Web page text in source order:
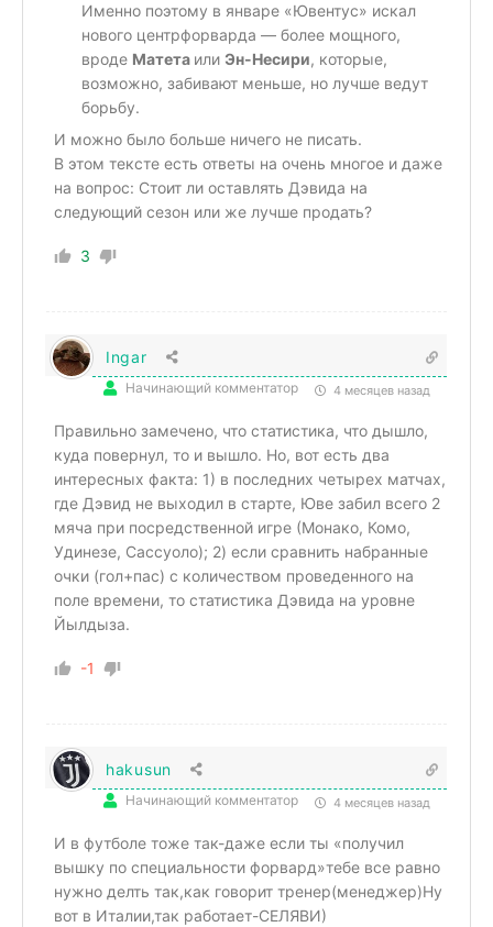
Именно поэтому в январе «Ювентус» искал
нового центрфорварда — более мощного,
вроде Матета или Эн-Несири, которые,
возможно, забивают меньше, но лучше ведут
борьбу.
И можно было больше ничего не писать.
В этом тексте есть ответы на очень многое и даже
на вопрос: Стоит ли оставлять Дэвида на
следующий сезон или же лучше продать?
3
Ingar
Начинающий комментатор 4 месяцев назад
Правильно замечено, что статистика, что дышло,
куда повернул, то и вышло. Но, вот есть два
интересных факта: 1) в последних четырех матчах,
где Дэвид не выходил в старте, Юве забил всего 2
мяча при посредственной игре (Монако, Комо,
Удинезе, Сассуоло); 2) если сравнить набранные
очки (гол+пас) с количеством проведенного на
поле времени, то статистика Дэвида на уровне
Йылдыза.
-1
hakusun
Начинающий комментатор 4 месяцев назад
И в футболе тоже так-даже если ты «получил
вышку по специальности форвард»тебе все равно
нужно делть так,как говорит тренер(менеджер)Ну
вот в Италии,так работает-СЕЛЯВИ)